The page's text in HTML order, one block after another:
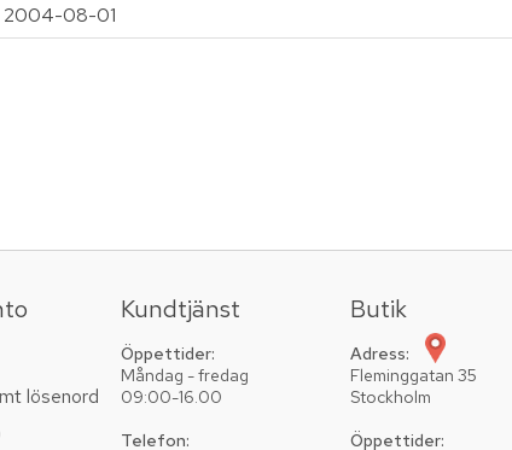
2004-08-01
lösenord
Kundtjänst
Öppettider:
Måndag - fredag
09:00-16.00
Telefon:
Butik
Adress:
Fleminggatan 35
Stockholm
Öppettider: